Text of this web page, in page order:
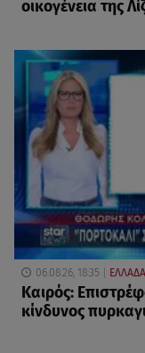
οικογένεια της
06.08.26, 18:35 ΕΛΛΑΔΑ
Καιρός:
κίνδυνος